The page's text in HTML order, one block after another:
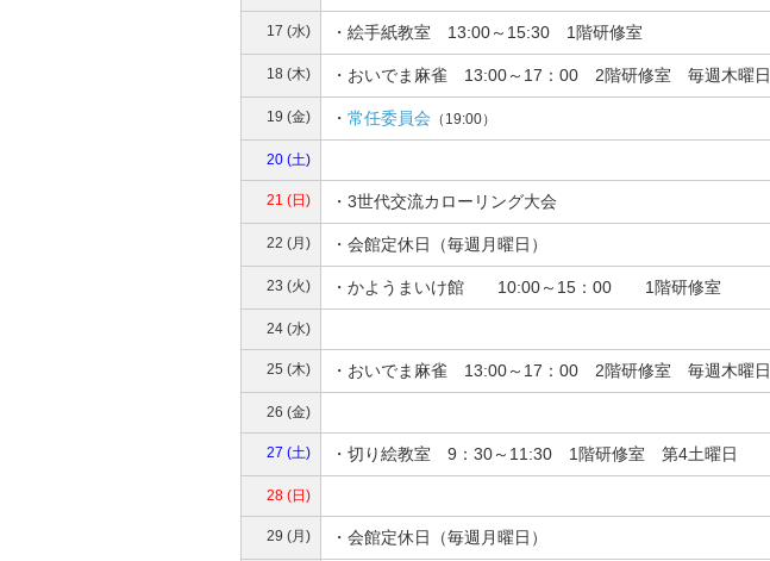
17 (水) ・絵手紙教室 13:00～15:30 1階研修室
18 (木) ・おいでま麻雀 13:00～17：00 2階研修室 毎週木曜日
19 (金) ・ 常任委員会 （19:00）
20 (土)
21 (日) ・3世代交流カローリング大会
22 (月) ・会館定休日（毎週月曜日）
23 (火) ・かようまいけ館 10:00～15：00 1階研修室
24 (水)
25 (木) ・おいでま麻雀 13:00～17：00 2階研修室 毎週木曜日
26 (金)
27 (土) ・切り絵教室 9：30～11:30 1階研修室 第4土曜日
28 (日)
29 (月) ・会館定休日（毎週月曜日）